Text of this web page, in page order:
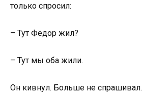
только спросил:
– Тут Фёдор жил?
– Тут мы оба жили.
Он кивнул. Больше не спрашивал.